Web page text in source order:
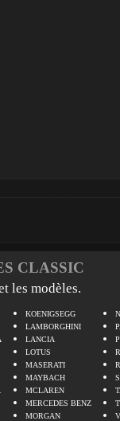
CLASSIC
les modèles.
KOENIGSEGG
LAMBORGHINI
LANCIA
LOTUS
MASERATI
MAYBACH
MCLAREN
MERCEDES BENZ
MORGAN